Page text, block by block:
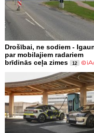
Drošībai, ne sodiem -
par mobilajiem radariem
brīdinās ceļa zimes
12